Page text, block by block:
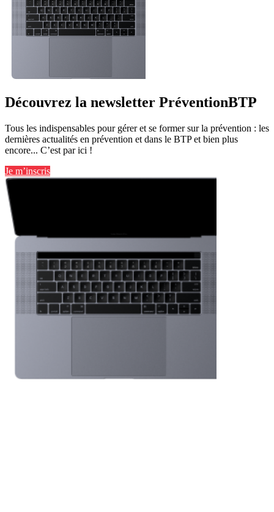
Découvrez la newsletter PréventionBTP
Tous les indispensables pour gérer et se former sur la prévention : les
dernières actualités en prévention et dans le BTP et bien plus
encore... C’est par ici !
Je m’inscris